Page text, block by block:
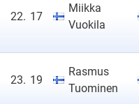
22. 17
Miikka
Vuokila
23. 19
Rasmus
Tuominen